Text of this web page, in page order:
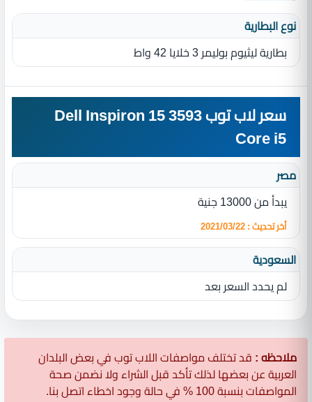
نوع البطارية‏
بطارية ليثيوم بوليمر 3 خلايا 42 واط
سعر لاب توب Dell Inspiron 15 3593
Core i5
مصر
يبدأ من 13000 جنية
أخر تحديث : 2021/03/22
السعودية
لم يحدد السعر بعد
ملاحظه : قد تختلف مواصفات اللاب توب في بعض البلدان
العربية عن بعضها لذلك تأكد قبل الشراء ولا نضمن صحة
المواصفات بنسبة 100 % في حالة وجود اخطاء اتصل بنا.